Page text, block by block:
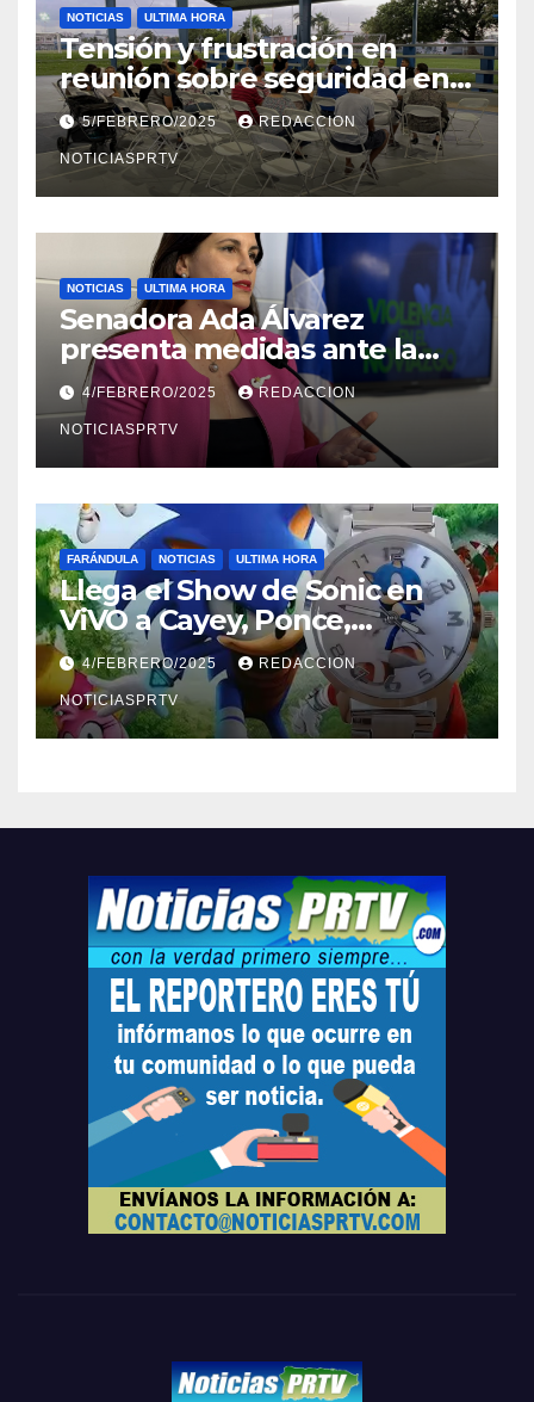
NOTICIAS ULTIMA HORA
Tensión y frustración en
reunión sobre seguridad en
Reparto Metropolitano
5/FEBRERO/2025 REDACCION
NOTICIASPRTV
NOTICIAS ULTIMA HORA
Senadora Ada Álvarez
presenta medidas ante la
violencia en el noviazgo
4/FEBRERO/2025 REDACCION
NOTICIASPRTV
FARÁNDULA NOTICIAS ULTIMA HORA
Llega el Show de Sonic en
ViVO a Cayey, Ponce,
Barceloneta y Humacao,
Relojes gratis para el que
compre ahora….
4/FEBRERO/2025 REDACCION
NOTICIASPRTV